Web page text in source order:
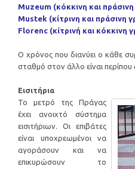
Muzeum (κόκκινη και
Mustek (κίτρινη και πράσινη
Florenc (κίτρινή και κόκκινη
Ο χρόνος που διανύει ο κάθε
σταθμό στον άλλο είναι περίπου
Εισιτήρια
Το μετρό της Πράγας
έχει ανοιχτό σύστημα
εισιτήριων. Οι επιβάτες
είναι υποχρεωμένοι να
αγοράσουν και να
επικυρώσουν το